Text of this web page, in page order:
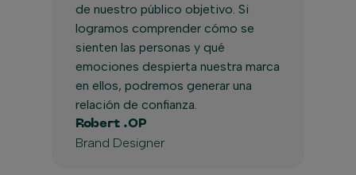
de nuestro público objetivo. Si
logramos comprender cómo se
sienten las personas y qué
emociones despierta nuestra marca
en ellos, podremos generar una
relación de confianza.
Robert .OP
Brand Designer